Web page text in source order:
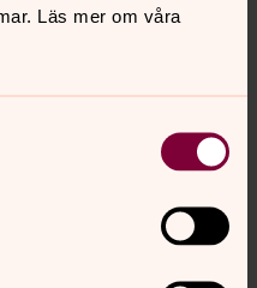
Läs mer om våra